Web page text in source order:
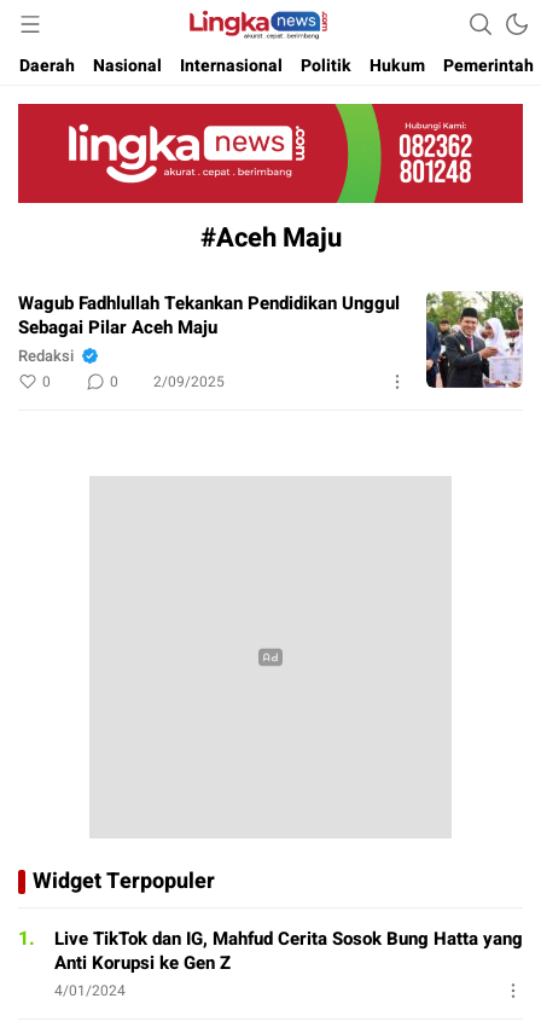
Lingkanews
Akurat. Cepat & Berimbang
Daerah
Nasional Internasional Politik Hukum Pemerintah
#Aceh Maju
Wagub Fadhlullah Tekankan Pendidikan Unggul
Sebagai Pilar Aceh Maju
Redaksi
0 0 2/09/2025
Widget Terpopuler
1.
Live TikTok dan IG, Mahfud Cerita Sosok Bung Hatta yang
Anti Korupsi ke Gen Z
4/01/2024